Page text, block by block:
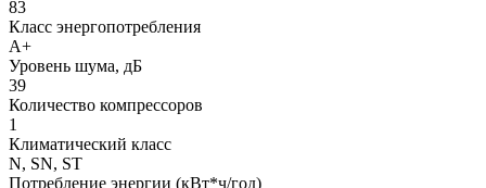
83
Класс энергопотребления
A+
Уровень шума, дБ
39
Количество компрессоров
1
Климатический класс
N, SN, ST
Потребление энергии (кВт*ч/год)